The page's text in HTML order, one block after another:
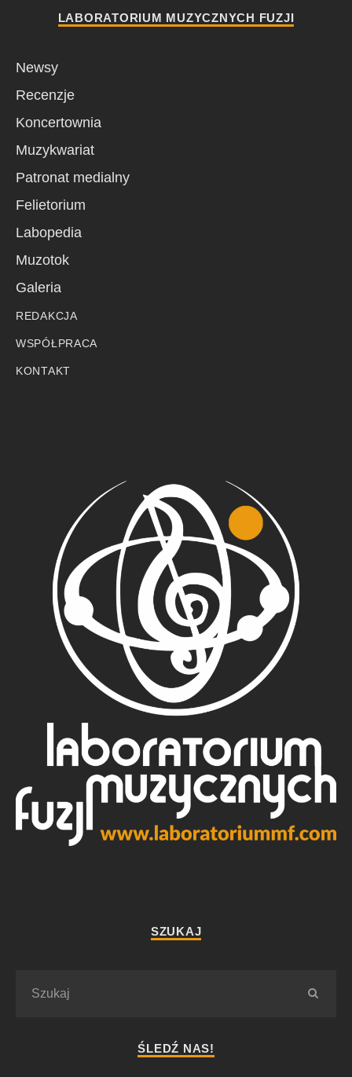
LABORATORIUM MUZYCZNYCH FUZJI
Newsy
Recenzje
Koncertownia
Muzykwariat
Patronat medialny
Felietorium
Labopedia
Muzotok
Galeria
REDAKCJA
WSPÓŁPRACA
KONTAKT
SZUKAJ
ŚLEDŹ NAS!